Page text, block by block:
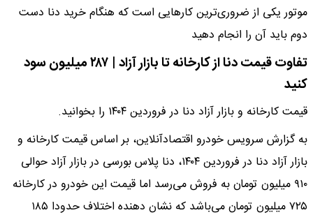
موتور یکی از ضروری‌ترین کارهایی است که هنگام خرید دنا دست
دوم باید آن را انجام دهید
تفاوت قیمت دنا از کارخانه تا بازار آزاد | ۲۸۷ میلیون سود
کنید
قیمت کارخانه و بازار آزاد دنا در فروردین ۱۴۰۴ را بخوانید.
به گزارش سرویس خودرو اقتصادآنلاین، بر اساس قیمت کارخانه و
بازار آزاد دنا در فروردین ۱۴۰۴، دنا پلاس بورسی در بازار آزاد حوالی
۹۱۰ میلیون تومان به فروش می‌رسد اما قیمت این خودرو در کارخانه
۷۲۵ میلیون تومان می‌باشد که نشان دهنده اختلاف حدودا ۱۸۵